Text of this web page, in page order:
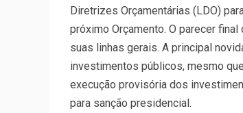
Diretrizes Orçamentárias (LDO)
próximo Orçamento. O parecer
suas linhas gerais. A principal
investimentos públicos, mesmo
execução provisória dos
para sanção presidencial.